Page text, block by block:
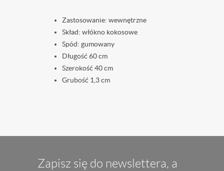
Zastosowanie: wewnętrzne
Skład: włókno kokosowe
Spód: gumowany
Długość 60 cm
Szerokość 40 cm
Grubość 1,3 cm
Zapisz się do newslettera, a